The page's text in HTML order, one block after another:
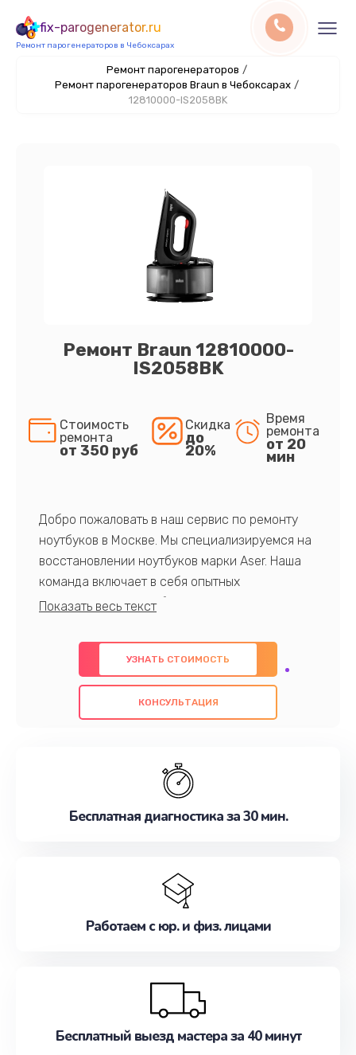
fix-parogenerator.ru
Ремонт парогенераторов в Чебоксарах
Ремонт парогенераторов /
Ремонт парогенераторов Braun в Чебоксарах /
12810000-IS2058BK
Ремонт Braun 12810000-
IS2058BK
Стоимость
ремонта
от 350 руб
Скидка
до
20%
Время
ремонта
от 20
мин
Добро пожаловать в наш сервис по ремонту
ноутбуков в Москве. Мы специализируемся на
восстановлении ноутбуков марки Aser. Наша
команда включает в себя опытных
профессионалов с обширными знаниями и
предлагаем быстрый и качественный ремонт с
использованием оригинальных компонентов, а
также гарантируем качество всех
проведенных работ. Наша цель - предоставить
наилучшим образом. Не медлите записаться на
УЗНАТЬ СТОИМОСТЬ
КОНСУЛЬТАЦИЯ
Бесплатная диагностика за 30 мин.
Работаем с юр. и физ. лицами
Бесплатный выезд мастера за 40 минут